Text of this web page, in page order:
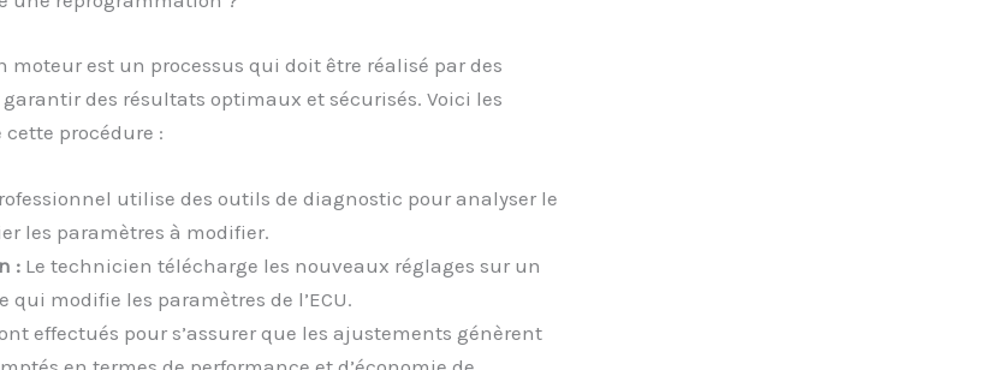
moteur est un processus qui doit être réalisé par des
des résultats optimaux et sécurisés. Voici les
cette procédure :
utilise des outils de diagnostic pour analyser le
les paramètres à modifier.
:Le technicien télécharge les nouveaux réglages sur un
qui modifie les paramètres de l’ECU.
effectués pour s’assurer que les ajustements génèrent